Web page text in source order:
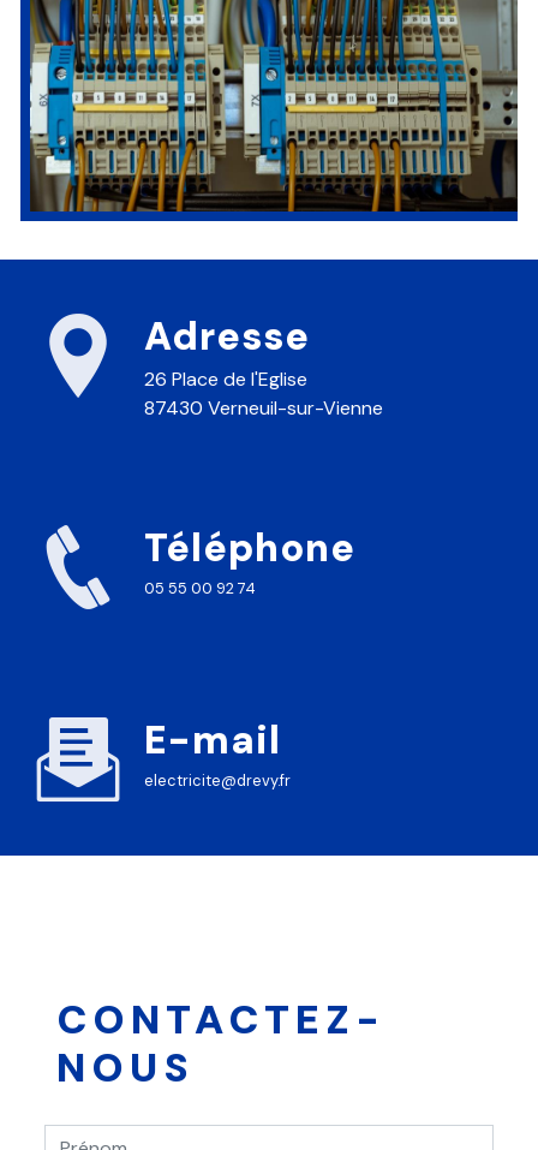
Adresse
26 Place de l'Eglise
87430 Verneuil-sur-Vienne
Téléphone
05 55 00 92 74
E-mail
electricite@drevy.fr
CONTACTEZ-
NOUS